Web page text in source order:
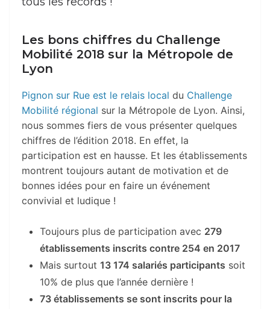
Les bons chiffres du Challenge
Mobilité 2018 sur la Métropole de
Lyon
Pignon sur Rue est le relais local du Challenge
Mobilité régional sur la Métropole de Lyon. Ainsi,
nous sommes fiers de vous présenter quelques
chiffres de l’édition 2018. En effet, la
participation est en hausse. Et les établissements
montrent toujours autant de motivation et de
bonnes idées pour en faire un événement
convivial et ludique !
Toujours plus de participation avec 279
établissements inscrits contre 254 en 2017
Mais surtout 13 174 salariés participants soit
10% de plus que l’année dernière !
73 établissements se sont inscrits pour la